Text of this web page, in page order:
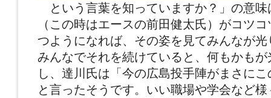
という言葉を知っていますか？」の意味
（この時はエースの前田健太氏）がコツ
つようになれば、その姿を見てみんなが
みんなでそれを続けていると、何もかも
し、達川氏は「今の広島投手陣がまさに
と言ったそうです。いい職場や学会など